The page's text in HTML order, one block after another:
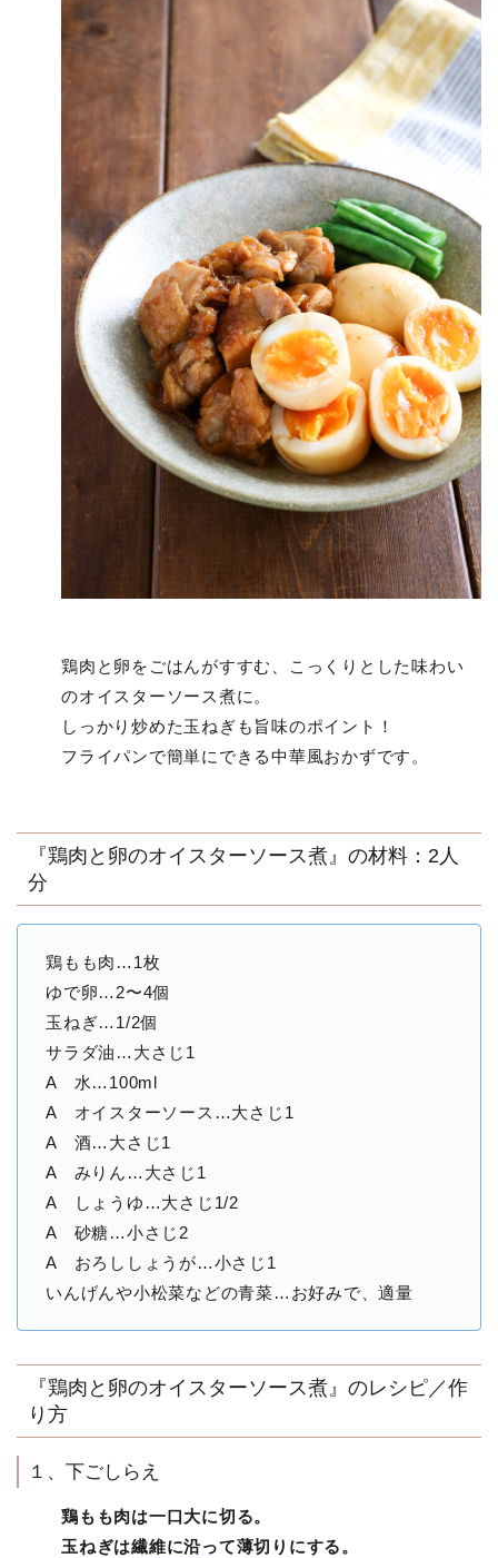
鶏肉と卵をごはんがすすむ、こっくりとした味わい
のオイスターソース煮に。
しっかり炒めた玉ねぎも旨味のポイント！
フライパンで簡単にできる中華風おかずです。
『鶏肉と卵のオイスターソース煮』の材料：2人
分
鶏もも肉…1枚
ゆで卵…2〜4個
玉ねぎ…1/2個
サラダ油…大さじ1
A 水…100ml
A オイスターソース…大さじ1
A 酒…大さじ1
A みりん…大さじ1
A しょうゆ…大さじ1/2
A 砂糖…小さじ2
A おろししょうが…小さじ1
いんげんや小松菜などの青菜…お好みで、適量
『鶏肉と卵のオイスターソース煮』のレシピ／作
り方
１、下ごしらえ
鶏もも肉は一口大に切る。
玉ねぎは繊維に沿って薄切りにする。